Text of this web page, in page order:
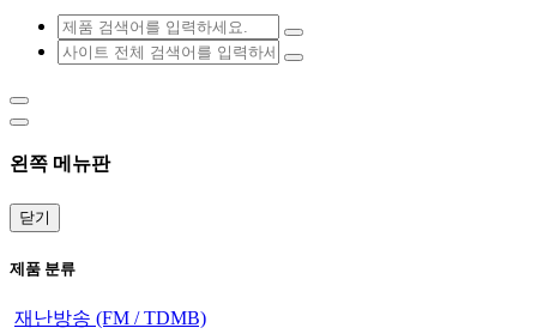
왼쪽 메뉴판
닫기
제품 분류
재난방송 (FM / TDMB)